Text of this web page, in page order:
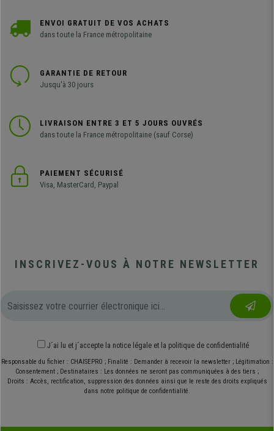
ENVOI GRATUIT DE VOS ACHATS
dans toute la France métropolitaine
GARANTIE DE RETOUR
Jusqu'à 30 jours
LIVRAISON ENTRE 3 ET 5 JOURS OUVRÉS
dans toute la France métropolitaine (sauf Corse)
PAIEMENT SÉCURISÉ
Visa, MasterCard, Paypal
INSCRIVEZ-VOUS À NOTRE NEWSLETTER
J´ai lu et j´accepte la notice légale et la politique de confidentialité
Responsable du fichier : CHAISEPRO ; Finalité : Demander à recevoir la newsletter ; Légitimation :
Consentement ; Destinataires : Les données ne seront pas communiquées à des tiers ;
Droits : Accès, rectification, suppression des données ainsi que le reste des droits expliqués
dans notre politique de confidentialité.